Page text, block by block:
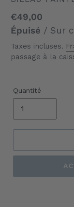
Prix
normal
€49,00
Épuisé / Sur
Taxes incluses.
passage à la
Quantité